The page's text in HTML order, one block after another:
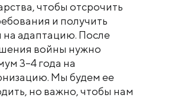
чтобы отсрочить
и получить
на адаптацию. После
войны нужно
3–4 года на
Мы будем ее
но важно, чтобы нам